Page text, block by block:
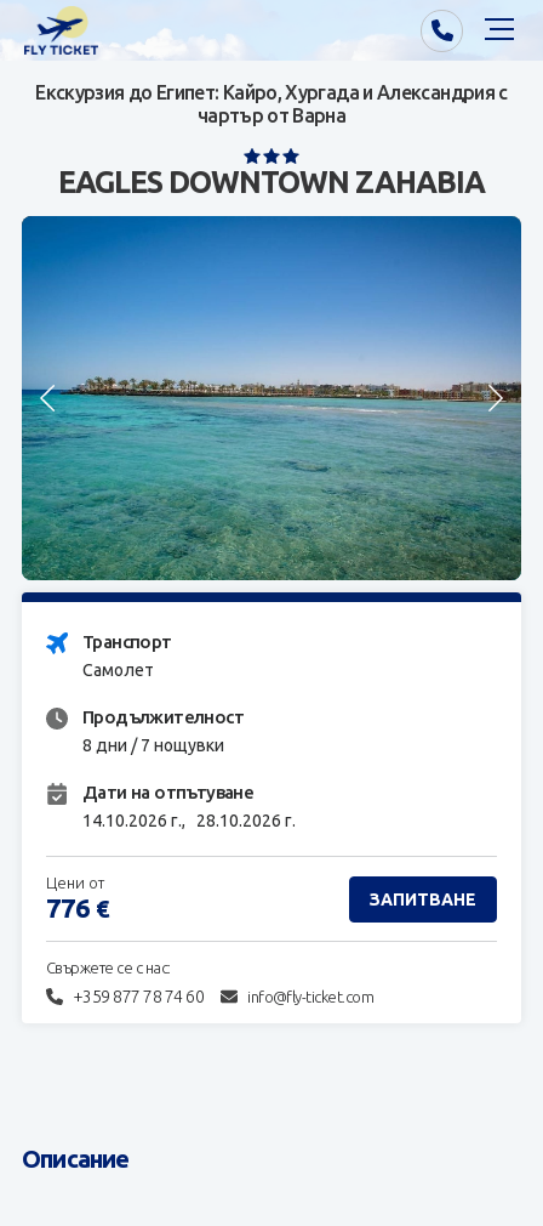
Почивки от Варна
Почивки от София/Пловдив/Бургас
Контакти
За нас
ЗАПИТВАНЕ
Екскурзия до Египет: Кайро, Хургада и Александрия с
чартър от Варна
EAGLES DOWNTOWN ZAHABIA
Транспорт
Самолет
Продължителност
8 дни / 7 нощувки
Дати на отпътуване
14.10.2026 г., 28.10.2026 г.
Свържете се с нас:
+359 877 78 74 60 info@fly-ticket.com
Цени от
776 € ЗАПИТВАНЕ
Описание